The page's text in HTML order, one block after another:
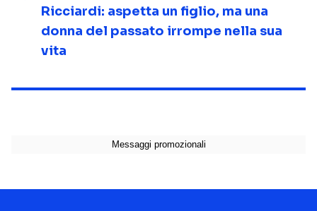
Ricciardi: aspetta un figlio, ma una
donna del passato irrompe nella sua
vita